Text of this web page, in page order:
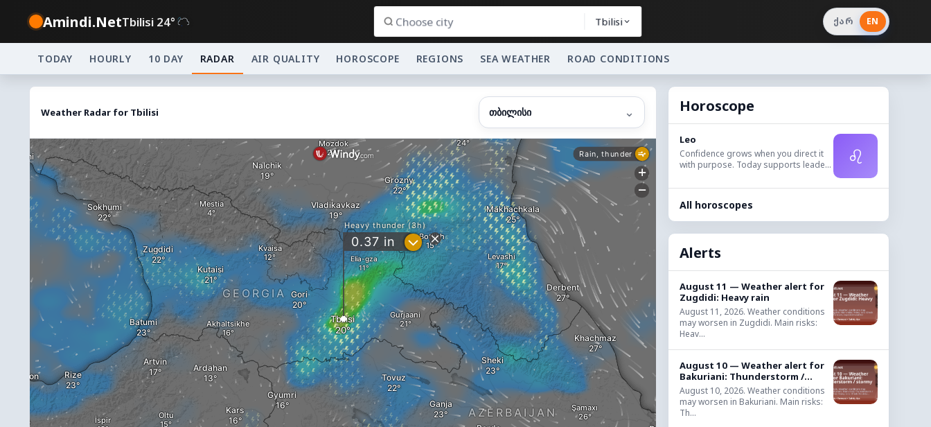
Amindi.NetTbilisi 24° Tbilisi ქარ EN
TODAY HOURLY 10 DAY RADAR AIR QUALITY HOROSCOPE REGIONS SEA WEATHER ROAD CONDITIONS
Weather Radar for Tbilisi თბილისი ⌄ Horoscope
Leo
Confidence grows when you direct it
with purpose. Today supports leade...
♌
All horoscopes
Alerts
August 11 — Weather alert for
Zugdidi: Heavy rain
August 11, 2026. Weather conditions
may worsen in Zugdidi. Main risks:
Heav...
August 10 — Weather alert for
Bakuriani: Thunderstorm /...
August 10, 2026. Weather conditions
may worsen in Bakuriani. Main risks:
Th...